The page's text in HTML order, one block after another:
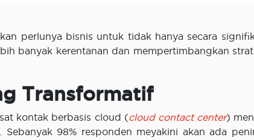
perlunya bisnis untuk tidak hanya secara
banyak kerentanan dan mempertimbangkan
Transformatif
kontak berbasis cloud (cloud contact center)
Sebanyak 98% responden meyakini akan ada